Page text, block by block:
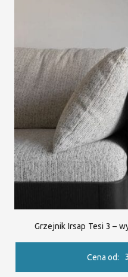
Grzejnik Irsap Tesi 3 –
Cena od: